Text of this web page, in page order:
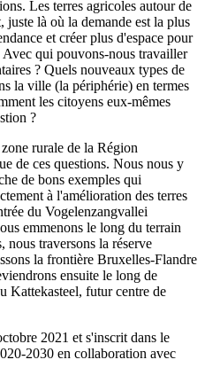
Les terres agricoles autour de
là où la demande est la plus
et créer plus d'espace pour
qui pouvons-nous travailler
? Quels nouveaux types de
la ville (la périphérie) en termes
les citoyens eux-mêmes
?
rurale de la Région
de ces questions. Nous nous y
de bons exemples qui
à l'amélioration des terres
du Vogelenzangvallei
emmenons le long du terrain
nous traversons la réserve
la frontière Bruxelles-Flandre
ensuite le long de
Kattekasteel, futur centre de
2021 et s'inscrit dans le
2030 en collaboration avec